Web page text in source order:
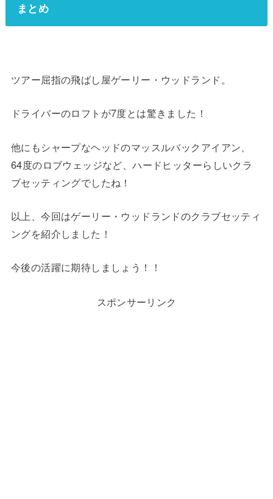
まとめ
ツアー屈指の飛ばし屋ゲーリー・ウッドランド。
ドライバーのロフトが7度とは驚きました！
他にもシャープなヘッドのマッスルバックアイアン、
64度のロブウェッジなど、ハードヒッターらしいクラ
ブセッティングでしたね！
以上、今回はゲーリー・ウッドランドのクラブセッティ
ングを紹介しました！
今後の活躍に期待しましょう！！
スポンサーリンク